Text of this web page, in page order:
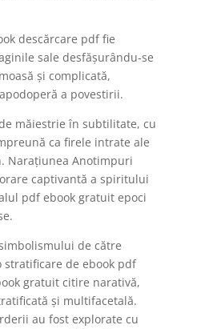
descărcare pdf fie
sale desfășurându-se
și complicată,
a povestirii.
măiestrie în subtilitate, cu
ca firele intrate ale
Narațiunea Anotimpuri
captivantă a spiritului
pdf ebook gratuit epoci
de către
de ebook pdf
gratuit citire narativă,
și multifacetală.
au fost explorate cu